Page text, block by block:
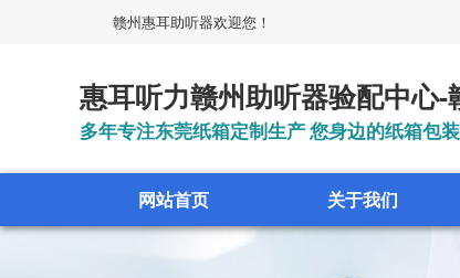
赣州惠耳助听器欢迎您！
惠耳听力赣州助听器验配中心
多年专注东莞纸箱定制生产 您身边的纸箱包
网站首页 关于我们